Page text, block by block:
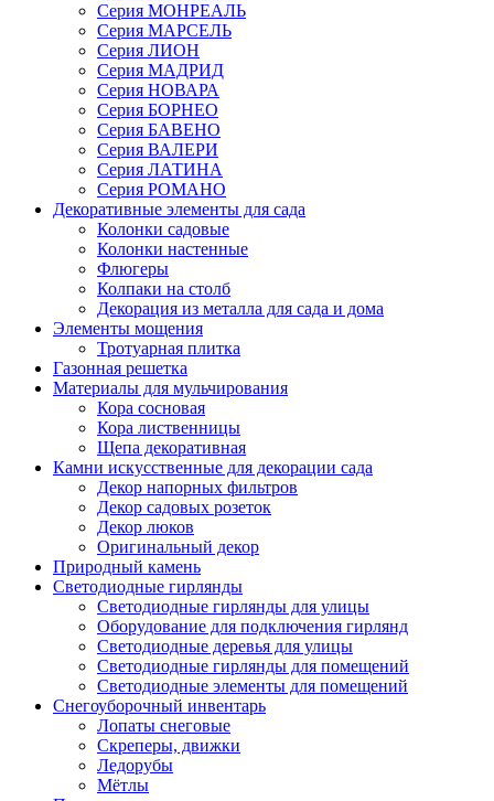
Серия МОНРЕАЛЬ
Серия МАРСЕЛЬ
Серия ЛИОН
Серия МАДРИД
Серия НОВАРА
Серия БОРНЕО
Серия БАВЕНО
Серия ВАЛЕРИ
Серия ЛАТИНА
Серия РОМАНО
Декоративные элементы для сада
Колонки садовые
Колонки настенные
Флюгеры
Колпаки на столб
Декорация из металла для сада и дома
Элементы мощения
Тротуарная плитка
Газонная решетка
Материалы для мульчирования
Кора сосновая
Кора лиственницы
Щепа декоративная
Камни искусственные для декорации сада
Декор напорных фильтров
Декор садовых розеток
Декор люков
Оригинальный декор
Природный камень
Светодиодные гирлянды
Светодиодные гирлянды для улицы
Оборудование для подключения гирлянд
Светодиодные деревья для улицы
Светодиодные гирлянды для помещений
Светодиодные элементы для помещений
Снегоуборочный инвентарь
Лопаты снеговые
Скреперы, движки
Ледорубы
Мётлы